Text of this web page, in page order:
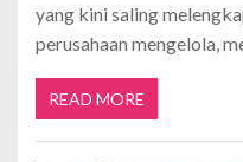
yang kini saling
perusahaan mengelola,
READ MORE